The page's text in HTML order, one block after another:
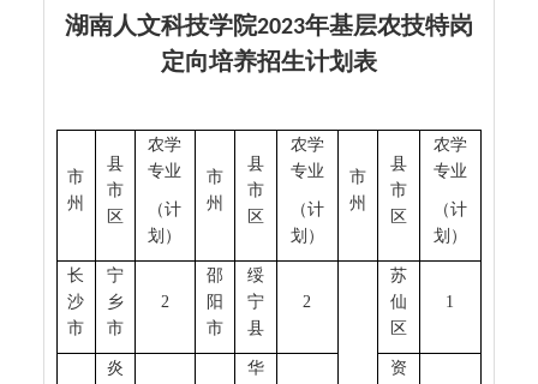
湖南人文科技学院2023年基层农技特岗
定向培养招生计划表
市
州
县
市
区
农学
专业
（计
划）
市
州
县
市
区
农学
专业
（计
划）
市
州
县
市
区
农学
专业
（计
划）
长
沙
市
宁
乡
市
2
邵
阳
市
绥
宁
县
2
苏
仙
区
1
炎
华
资